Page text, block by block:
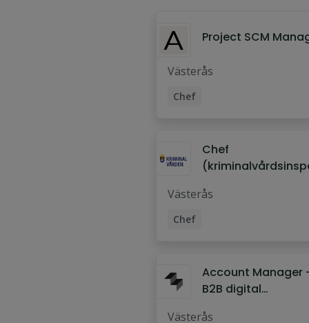
Project SCM
Västerås
Chef
Chef
Västerås
Chef
Account Manager
B2B digital
Västerås